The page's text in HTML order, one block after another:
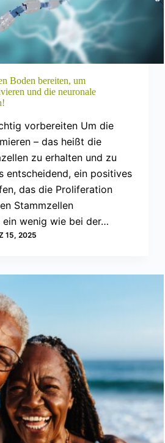
Boden bereiten, um
und die neuronale
vorbereiten Um die
– das heißt die
zu erhalten und zu
entscheidend, ein positives
das die Proliferation
Stammzellen
ein wenig wie bei der…
15, 2025